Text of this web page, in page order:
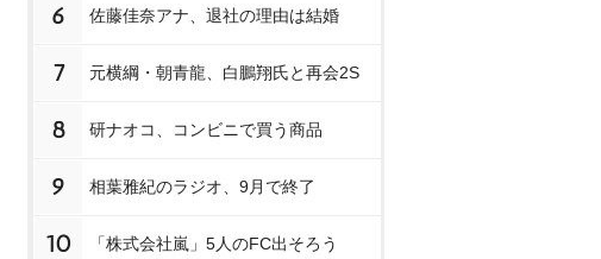
6 佐藤佳奈アナ、退社の理由は結婚
7 元横綱・朝青龍、白鵬翔氏と再会2S
8 研ナオコ、コンビニで買う商品
9 相葉雅紀のラジオ、9月で終了
10 「株式会社嵐」5人のFC出そろう